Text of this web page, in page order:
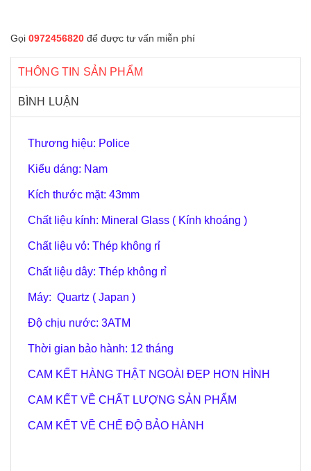
Gọi 0972456820 để được tư vấn miễn phí
THÔNG TIN SẢN PHẨM
BÌNH LUẬN
Thương hiệu: Police
Kiểu dáng: Nam
Kích thước mặt: 43mm
Chất liệu kính: Mineral Glass ( Kính khoáng )
Chất liệu vỏ: Thép không rỉ
Chất liệu dây: Thép không rỉ
Máy: Quartz ( Japan )
Độ chịu nước: 3ATM
Thời gian bảo hành: 12 tháng
CAM KẾT HÀNG THẬT NGOÀI ĐẸP HƠN HÌNH
CAM KẾT VỀ CHẤT LƯỢNG SẢN PHẨM
CAM KẾT VỀ CHẾ ĐỘ BẢO HÀNH